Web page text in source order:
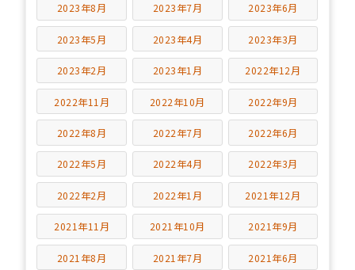
2023年8月 2023年7月 2023年6月
2023年5月 2023年4月 2023年3月
2023年2月 2023年1月 2022年12月
2022年11月 2022年10月 2022年9月
2022年8月 2022年7月 2022年6月
2022年5月 2022年4月 2022年3月
2022年2月 2022年1月 2021年12月
2021年11月 2021年10月 2021年9月
2021年8月 2021年7月 2021年6月